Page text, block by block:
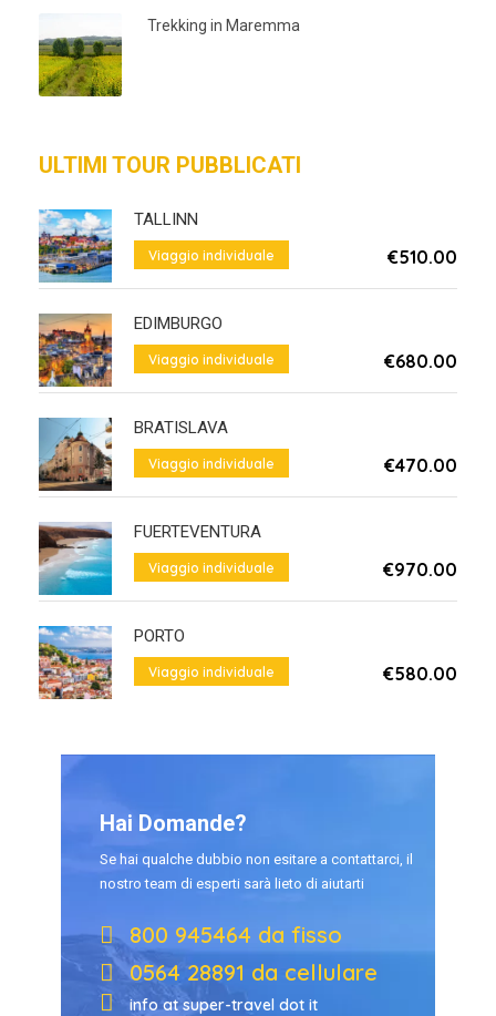
Trekking in Maremma
ULTIMI TOUR PUBBLICATI
TALLINN
Viaggio individuale €510.00
EDIMBURGO
Viaggio individuale €680.00
BRATISLAVA
Viaggio individuale €470.00
FUERTEVENTURA
Viaggio individuale €970.00
PORTO
Viaggio individuale €580.00
Hai Domande?
Se hai qualche dubbio non esitare a contattarci, il
nostro team di esperti sarà lieto di aiutarti
800 945464 da fisso
0564 28891 da cellulare
info at super-travel dot it